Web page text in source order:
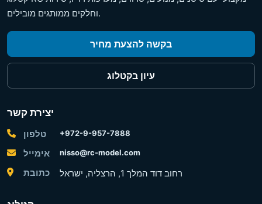
וחלקים ממותגים מובילים.
בקשה להצעת מחיר
עיון בקטלוג
יצירת קשר
טלפון +972-9-957-7888
אימייל nisso@rc-model.com
כתובת רחוב דוד המלך 1, הרצליה, ישראל